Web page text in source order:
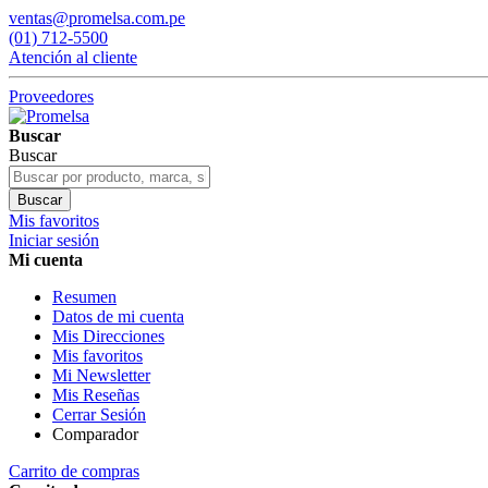
ventas@promelsa.com.pe
(01) 712-5500
Atención al cliente
Proveedores
Buscar
Buscar
Buscar
Mis favoritos
Iniciar sesión
Mi cuenta
Resumen
Datos de mi cuenta
Mis Direcciones
Mis favoritos
Mi Newsletter
Mis Reseñas
Cerrar Sesión
Comparador
Carrito de compras